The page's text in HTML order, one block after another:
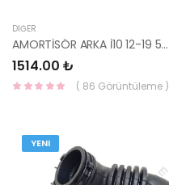
DIĞER
AMORTİSÖR ARKA İ10 12-19 55310-B9050-YS
1514.00 ₺
( 86 Görüntüleme )
YENI